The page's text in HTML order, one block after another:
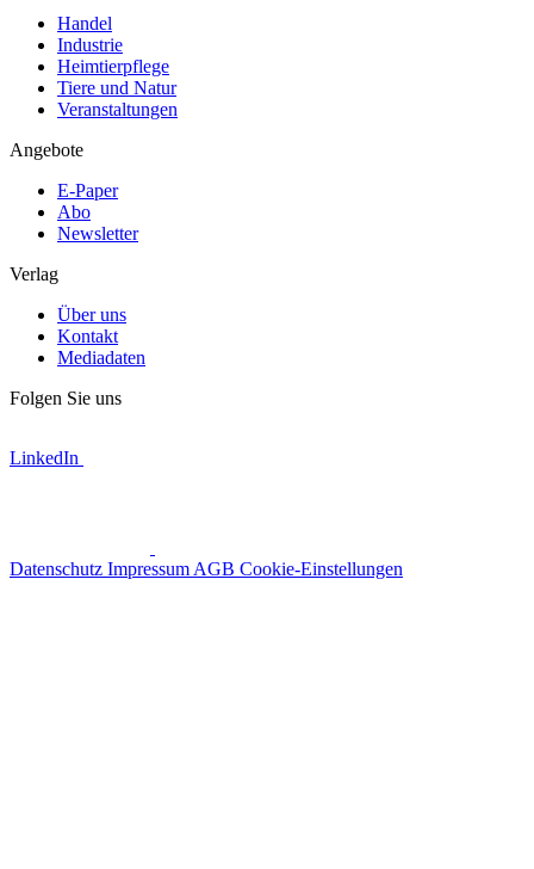
Handel
Industrie
Heimtierpflege
Tiere und Natur
Veranstaltungen
Angebote
E-Paper
Abo
Newsletter
Verlag
Über uns
Kontakt
Mediadaten
Folgen Sie uns
LinkedIn
Datenschutz Impressum AGB Cookie-Einstellungen